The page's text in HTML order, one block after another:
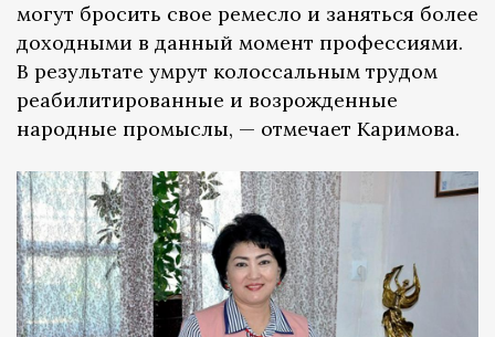
могут бросить свое ремесло и заняться более
доходными в данный момент профессиями.
В результате умрут колоссальным трудом
реабилитированные и возрожденные
народные промыслы, — отмечает Каримова.